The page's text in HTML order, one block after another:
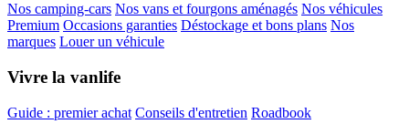
Nos camping-cars Nos vans et fourgons aménagés Nos véhicules
Premium Occasions garanties Déstockage et bons plans Nos
marques Louer un véhicule
Vivre la vanlife
Guide : premier achat Conseils d'entretien Roadbook